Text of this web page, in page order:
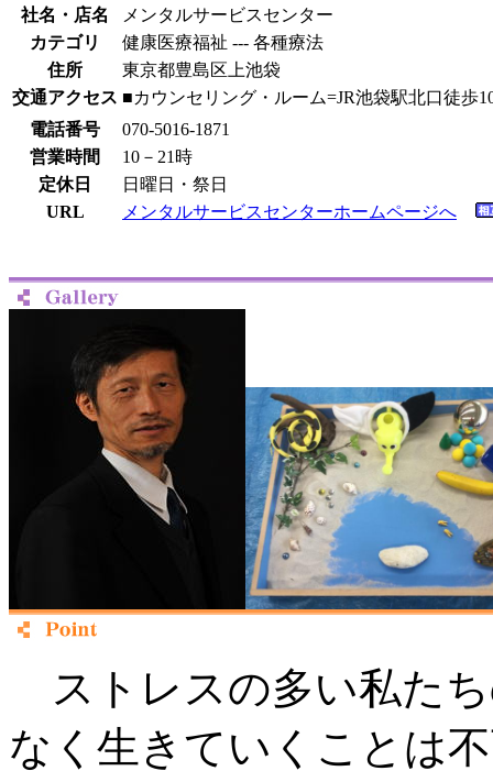
社名・店名
メンタルサービスセンター
カテゴリ
健康医療福祉 --- 各種療法
住所
東京都豊島区上池袋
交通アクセス ■カウンセリング・ルーム=JR池袋駅北口徒歩
電話番号
070-5016-1871
営業時間
10－21時
定休日
日曜日・祭日
URL
メンタルサービスセンターホームページへ
ストレスの多い私た
なく生きていくことは